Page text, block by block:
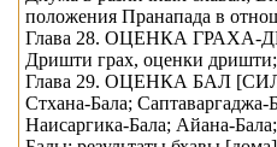
положения Прaнапада в
Глава 28. ОЦЕНКА
Дришти грах, оценки
Глава 29. ОЦЕНКА БАЛ
Стхaна-Бала;
Наисаргика-Бала; Айана-